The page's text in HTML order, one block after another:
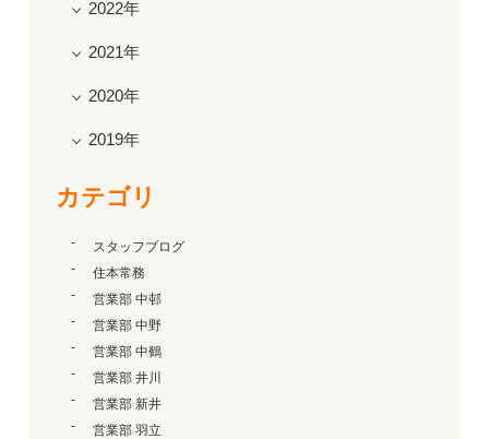
2022年
2021年
2020年
2019年
カテゴリ
スタッフブログ
住本常務
営業部 中邨
営業部 中野
営業部 中鶴
営業部 井川
営業部 新井
営業部 羽立